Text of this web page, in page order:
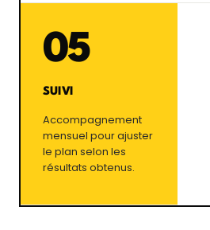
05
SUIVI
Accompagnement
mensuel pour ajuster
le plan selon les
résultats obtenus.